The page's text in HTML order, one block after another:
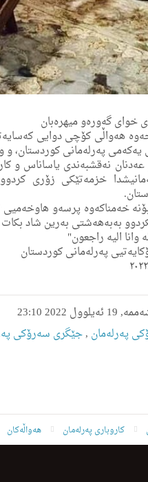
خوای گەورەو میهرەبان
هەواڵی کۆچی دوایی
پەرلەمانی کوردستان، و
نەقشبەندی یاساناس و
خزمەتێکی زۆری
خەمناکەوه‌ پرسەو
بەبەهەشتی بەرین شاد
وانا الیه راجعون"
پەرلەمانی کوردستان
۱۹
2022 23:10
پەرلەمان ,جێگری سەرۆکی
کاروباری پەرلەمان هەواڵەکان